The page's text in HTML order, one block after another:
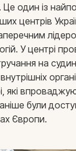
Це один із
центрів
У центрі
на
які
були
Європи.